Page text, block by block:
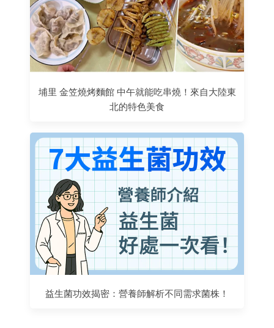
埔里 金笠燒烤麵館 中午就能吃串燒！來自大陸東
北的特色美食
益生菌功效揭密：營養師解析不同需求菌株！